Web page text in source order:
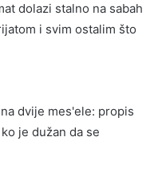
dolazi stalno na sabah
i svim ostalim što
dvije mes'ele: propis
je dužan da se